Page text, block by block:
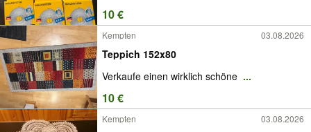
10 €
Kempten 03.08.2026
Teppich 152x80
Verkaufe einen wirklich schöne ...
10 €
Kempten 03.08.2026